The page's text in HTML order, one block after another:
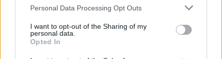
Personal Data Processing Opt Outs
I want to opt-out of the Sharing of my
personal data.
Opted In
Figyelem! Zivatar alakulhat ki. Elsődleges veszélyforrást a
villámlás jelent, emellett esetenként szélerősödés, jégeső
előfordulhat!